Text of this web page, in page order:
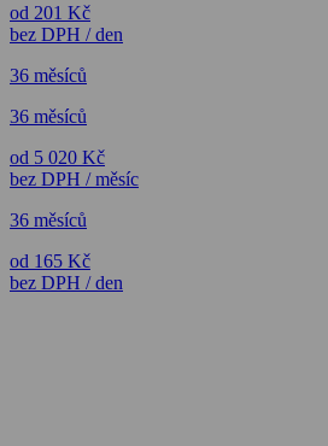
od 201 Kč
bez DPH / den
36 měsíců
36 měsíců
od 5 020 Kč
bez DPH / měsíc
36 měsíců
od 165 Kč
bez DPH / den